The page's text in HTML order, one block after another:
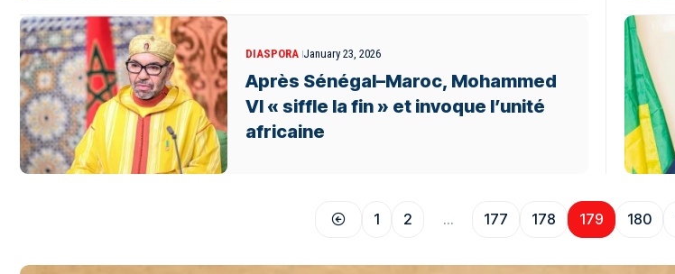
DIASPORA January 23, 2026
Après Sénégal–Maroc, Mohammed
VI « siffle la fin » et invoque l’unité
africaine
1 2 … 177 178 179 180